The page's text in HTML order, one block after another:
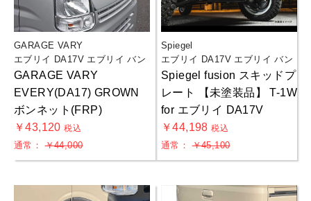
GARAGE VARY
エブリイ DA17V エブリイ バン
GARAGE VARY
EVERY(DA17) GROWN
ボンネット(FRP)
￥43,120税込
通常：￥44,000
Spiegel
エブリイ DA17V エブリイ バン
Spiegel fusion スキッドプ
レート 【未塗装品】 T-1W
for エブリイ DA17V
￥44,198税込
通常：￥45,100